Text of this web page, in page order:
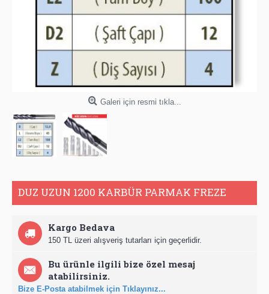
Galeri için resmi tıkla...
DUZ UZUN 1200 KARBÜR PARMAK FREZE
Kargo Bedava
150 TL üzeri alışveriş tutarları için geçerlidir.
Bu ürünle ilgili bize özel mesaj
atabilirsiniz.
Bize E-Posta atabilmek için Tıklayınız...